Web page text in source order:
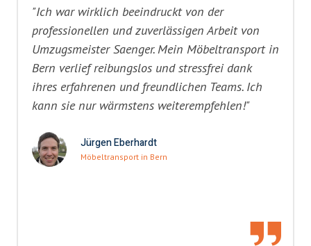
"Ich war wirklich beeindruckt von der
professionellen und zuverlässigen Arbeit von
Umzugsmeister Saenger. Mein Möbeltransport in
Bern verlief reibungslos und stressfrei dank
ihres erfahrenen und freundlichen Teams. Ich
kann sie nur wärmstens weiterempfehlen!"
Jürgen Eberhardt
Möbeltransport in Bern